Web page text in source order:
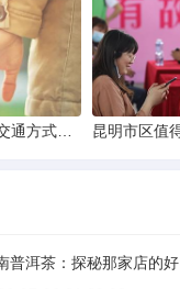
普洱茶：探秘那家店的好